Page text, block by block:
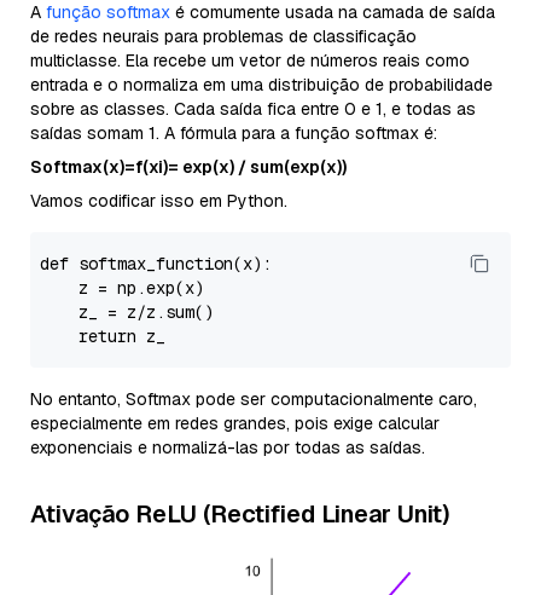
A função softmax é comumente usada na camada de saída
de redes neurais para problemas de classificação
multiclasse. Ela recebe um vetor de números reais como
entrada e o normaliza em uma distribuição de probabilidade
sobre as classes. Cada saída fica entre 0 e 1, e todas as
saídas somam 1. A fórmula para a função softmax é:
Softmax(x)=f(xi​)= exp(x) / sum(exp(x))
Vamos codificar isso em Python.
def softmax_function(x) :
    z =
np.exp(x)
    z_ = z/z.
sum()
return
No entanto, Softmax pode ser computacionalmente caro,
especialmente em redes grandes, pois exige calcular
exponenciais e normalizá-las por todas as saídas.
Ativação ReLU (Rectified Linear Unit)